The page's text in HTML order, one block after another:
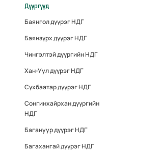
Дүүргүүд
Баянгол дүүрэг НДГ
Баянзүрх дүүрэг НДГ
Чингэлтэй дүүргийн НДГ
Хан-Уул дүүрэг НДГ
Сүхбаатар дүүрэг НДГ
Сонгинхайрхан дүүргийн
НДГ
Багануур дүүрэг НДГ
Багахангай дүүрэг НДГ